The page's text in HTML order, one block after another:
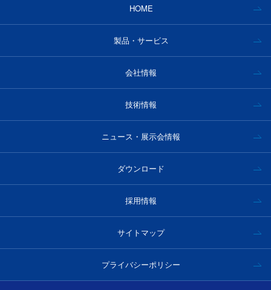
HOME
製品・サービス
会社情報
技術情報
ニュース・展示会情報
ダウンロード
採用情報
サイトマップ
プライバシーポリシー